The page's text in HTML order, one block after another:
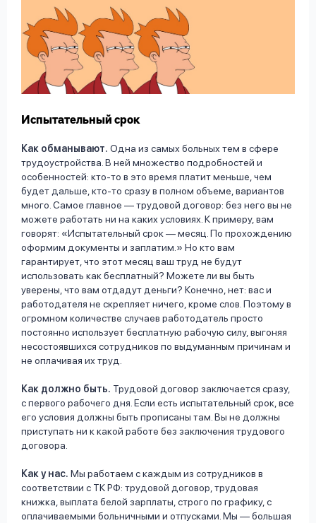
Испытательный срок
Как обманывают. Одна из самых больных тем в сфере
трудоустройства. В ней множество подробностей и
особенностей: кто-то в это время платит меньше, чем
будет дальше, кто-то сразу в полном объеме, вариантов
много. Самое главное — трудовой договор: без него вы не
можете работать ни на каких условиях. К примеру, вам
говорят: «Испытательный срок — месяц. По прохождению
оформим документы и заплатим.» Но кто вам
гарантирует, что этот месяц ваш труд не будут
использовать как бесплатный? Можете ли вы быть
уверены, что вам отдадут деньги? Конечно, нет: вас и
работодателя не скрепляет ничего, кроме слов. Поэтому в
огромном количестве случаев работодатель просто
постоянно использует бесплатную рабочую силу, выгоняя
несостоявшихся сотрудников по выдуманным причинам и
не оплачивая их труд.
Как должно быть. Трудовой договор заключается сразу,
с первого рабочего дня. Если есть испытательный срок, все
его условия должны быть прописаны там. Вы не должны
приступать ни к какой работе без заключения трудового
договора.
Как у нас. Мы работаем с каждым из сотрудников в
соответствии с ТК РФ: трудовой договор, трудовая
книжка, выплата белой зарплаты, строго по графику, с
оплачиваемыми больничными и отпусками. Мы — большая